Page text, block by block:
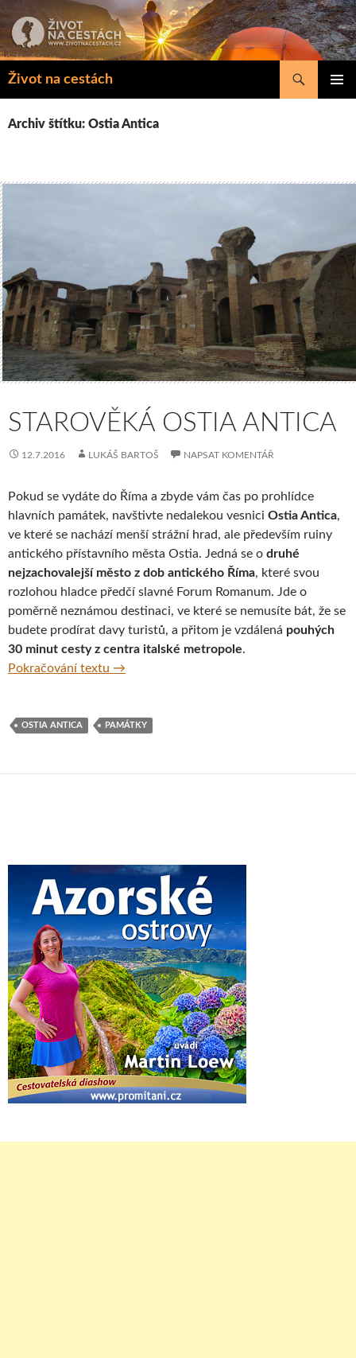
k
obsahu
Život na cestách
Hledat
Archiv štítku: Ostia Antica
STAROVĚKÁ OSTIA ANTICA
12.7.2016 LUKÁŠ BARTOŠ NAPSAT KOMENTÁŘ
Pokud se vydáte do Říma a zbyde vám čas po prohlídce
hlavních památek, navštivte nedalekou vesnici Ostia Antica,
ve které se nachází menší strážní hrad, ale především ruiny
antického přístavního města Ostia. Jedná se o druhé
nejzachovalejší město z dob antického Říma, které svou
rozlohou hladce předčí slavné Forum Romanum. Jde o
poměrně neznámou destinaci, ve které se nemusíte bát, že se
budete prodírat davy turistů, a přitom je vzdálená pouhých
30 minut cesty z centra italské metropole.
Pokračování textu Starověká Ostia Antica
→
OSTIA ANTICA PAMÁTKY